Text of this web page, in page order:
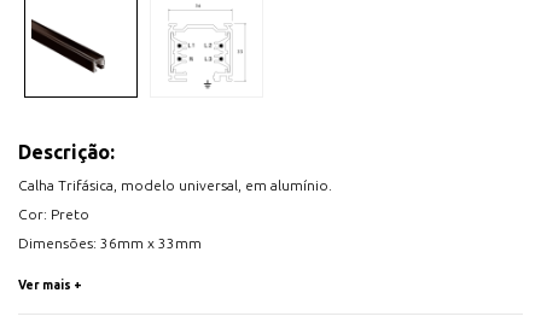
Descrição:
Calha Trifásica, modelo universal, em alumínio.
Cor: Preto
Dimensões: 36mm x 33mm
Ver mais +